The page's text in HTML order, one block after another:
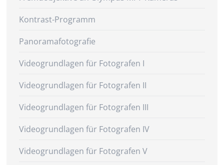
Kontrast-Programm
Panoramafotografie
Videogrundlagen für Fotografen I
Videogrundlagen für Fotografen II
Videogrundlagen für Fotografen III
Videogrundlagen für Fotografen IV
Videogrundlagen für Fotografen V